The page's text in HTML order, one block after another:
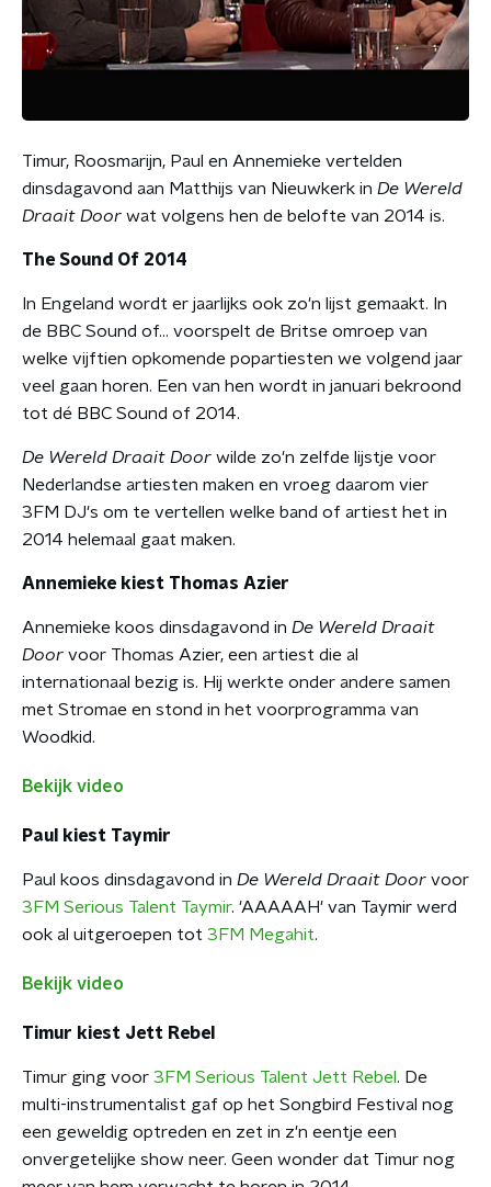
Timur, Roosmarijn, Paul en Annemieke vertelden
dinsdagavond aan Matthijs van Nieuwkerk in De Wereld
Draait Door wat volgens hen de belofte van 2014 is.
The Sound Of 2014
In Engeland wordt er jaarlijks ook zo'n lijst gemaakt. In
de BBC Sound of… voorspelt de Britse omroep van
welke vijftien opkomende popartiesten we volgend jaar
veel gaan horen. Een van hen wordt in januari bekroond
tot dé BBC Sound of 2014.
De Wereld Draait Door wilde zo'n zelfde lijstje voor
Nederlandse artiesten maken en vroeg daarom vier
3FM DJ's om te vertellen welke band of artiest het in
2014 helemaal gaat maken.
Annemieke kiest Thomas Azier
Annemieke koos dinsdagavond in De Wereld Draait
Door voor Thomas Azier, een artiest die al
internationaal bezig is. Hij werkte onder andere samen
met Stromae en stond in het voorprogramma van
Woodkid.
Bekijk video
Paul kiest Taymir
Paul koos dinsdagavond in De Wereld Draait Door voor
3FM Serious Talent Taymir. 'AAAAAH' van Taymir werd
ook al uitgeroepen tot 3FM Megahit.
Bekijk video
Timur kiest Jett Rebel
Timur ging voor 3FM Serious Talent Jett Rebel . De
multi-instrumentalist gaf op het Songbird Festival nog
een geweldig optreden en zet in z'n eentje een
onvergetelijke show neer. Geen wonder dat Timur nog